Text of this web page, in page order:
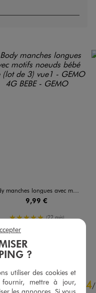
longues avec motifs noeuds bébé fille (lot de 3)
9,99 €
5/5 de moyenne
(22 avis)
AJOUTER
4/
?
utiliser des cookies et
fournir, mettre à jour,
les annonces. Si vous